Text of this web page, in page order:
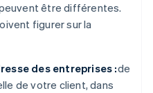
être différentes.
figurer sur la
des entreprises :de
de votre client, dans